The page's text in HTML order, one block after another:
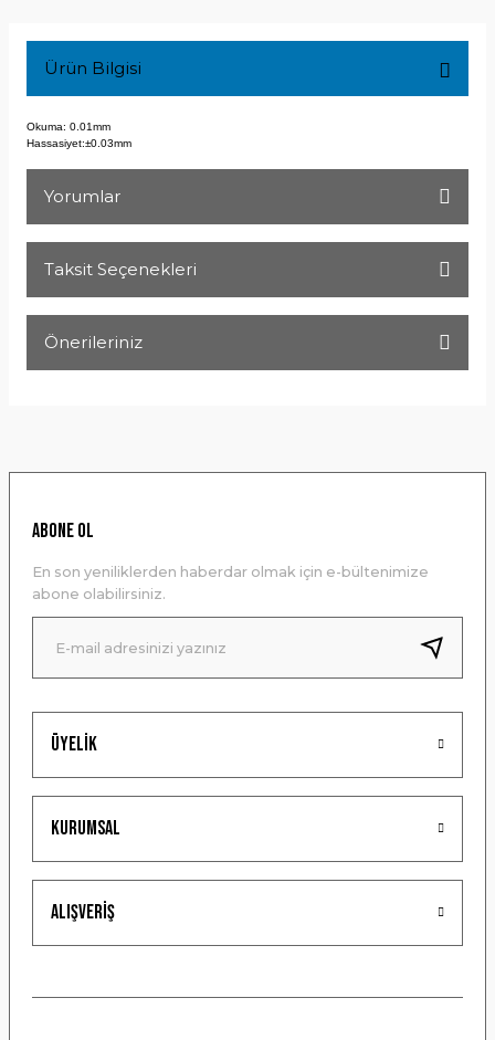
Ürün Bilgisi
Okuma: 0.01mm
Hassasiyet:±0.03mm
Yorumlar
Taksit Seçenekleri
Önerileriniz
Ürün resmi kalitesiz, bozuk veya görüntülenemiyor.
Ürün bilgilerinde hatalar bulunuyor.
Ürün fiyatı diğer sitelerden daha pahalı.
Bu ürüne benzer farklı alternatifler olmalı.
Gönder
Üyelik
Kurumsal
Alışveriş
ABONE OL
En son yeniliklerden haberdar olmak için e-bültenimize
abone olabilirsiniz.